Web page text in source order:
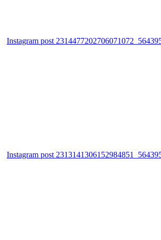
Instagram post
Instagram post